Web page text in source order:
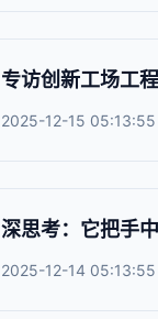
专访创新工场工
2025-12-15 05:13:55
深思考：它把手
2025-12-14 05:13:55